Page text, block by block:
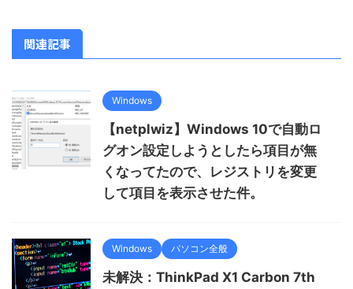
関連記事
Windows
【netplwiz】Windows 10で自動ロ
グオン設定しようとしたら項目が無
くなってたので、レジストリを変更
して項目を表示させた件。
Windows パソコン全般
未解決：ThinkPad X1 Carbon 7th